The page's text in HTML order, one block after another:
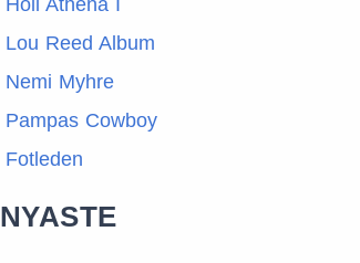
Höll Athena I
Lou Reed Album
Nemi Myhre
Pampas Cowboy
Fotleden
NYASTE